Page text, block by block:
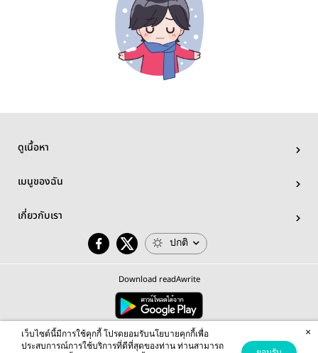
ดูเนื้อหา
เมนูของฉัน
เกี่ยวกับเรา
ปกติ
Download readAwrite
© 2026 readAwrite.com by MEB Corporation Public Company Limited
This site is protected by reCAPTCHA and the Google Privacy Policy Terms of Serviceapply.
เว็บไซต์นี้มีการใช้คุกกี้ โปรดยอมรับนโยบายคุกกี้เพื่อ
ประสบการณ์การใช้บริการที่ดีที่สุดของท่าน ท่านสามารถ
×